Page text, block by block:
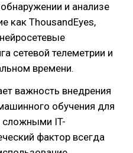
и анализе
как ThousandEyes,
сетевой телеметрии и
времени.
важность внедрения
обучения для
сложными IT-
фактор всегда